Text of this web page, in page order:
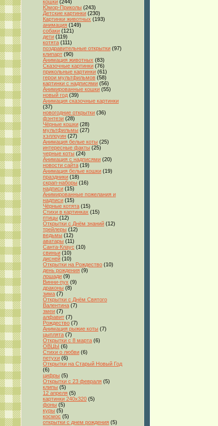
кошки (244)
Юмор-Приколы (243)
Детские картинки (230)
Картинки животных (193)
анимация (149)
собаки (121)
дети (119)
котята (111)
поздравительные открытки (97)
клипарт (90)
Анимация животных (83)
Сказочные картинки (76)
прикольные картинки (61)
герои мультфильмов (58)
картинки с надписями (56)
Анимированные кошки (55)
новый год (39)
Анимация сказочные картинки
(37)
новогодние открытки (36)
фэнтези (28)
Чёрные кошки (28)
мультфильмы (27)
хэллоуин (27)
Анимация белые коты (25)
интересные факты (25)
черные коты (24)
Анимация с надписями (20)
новости сайта (19)
Анимация белые кошки (19)
праздники (18)
скрап-наборы (16)
надписи (15)
Анимированные пожелания и
надписи (15)
Чёрные котята (15)
Стихи в картинках (15)
птицы (12)
Открытки с Днём знаний (12)
трейлеры (12)
ведьмы (12)
аватары (11)
Санта-Клаус (10)
свиньи (10)
дисней (10)
Открытки на Рождество (10)
день рождения (9)
лошади (9)
Винни-пух (9)
драконы (8)
зима (7)
Открытки с Днём Святого
Валентина (7)
змеи (7)
алфавит (7)
Рождество (7)
Анимация рыжие коты (7)
цыплята (7)
Открытки с 8 марта (6)
ОВЦЫ (6)
Стихи о любви (6)
петухи (6)
Открытки на Старый Новый Год
(6)
цифры (5)
Открытки с 23 февраля (5)
клипы (5)
12 апреля (5)
картинки 240x320 (5)
фоны (5)
куры (5)
космос (5)
открытки с днем рождения (5)